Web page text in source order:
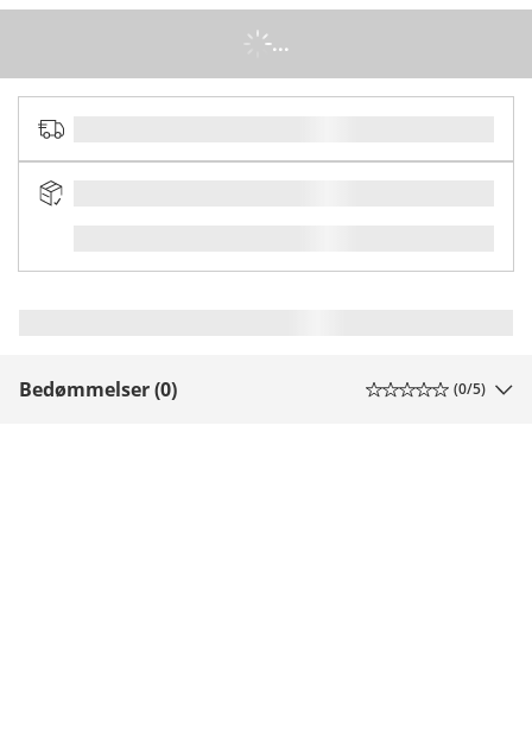
...
Bedømmelser (0) (0/5)